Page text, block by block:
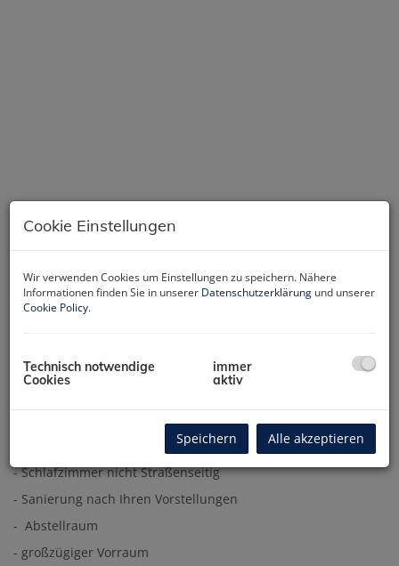
HIGHLIGHTS
- Schlafzimmer nicht Straßenseitig
- Sanierung nach Ihren Vorstellungen
- Abstellraum
- großzügiger Vorraum
Cookie Einstellungen
Wir verwenden Cookies um Einstellungen zu speichern. Nähere
Informationen finden Sie in unserer Datenschutzerklärung und unserer
Cookie Policy.
Technisch notwendige
Cookies
immer
aktiv
Speichern Alle akzeptieren